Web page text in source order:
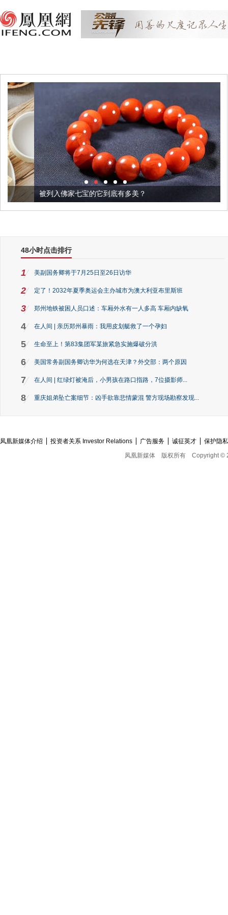
被列入佛家七宝的它到底有多美？
48小时点击排行
1 美副国务卿将于7月25日至26日访华
2 定了！2032年夏季奥运会主办城市为澳大利亚布里斯班
3 郑州地铁被困人员口述：车厢外水有一人多高 车厢内缺氧
4 在人间 | 亲历郑州暴雨：我用皮划艇救了一个孕妇
5 生命至上！第83集团军某旅紧急实施爆破分洪
6 美国常务副国务卿访华为何选在天津？外交部：两个原因
7 在人间 | 红绿灯被淹后，小男孩在路口指路，7位摄影师...
8 重庆姐弟坠亡案细节：凶手欲靠悲情蒙混 警方现场勘察发现...
凤凰新媒体介绍 投资者关系 Investor Relations 广告服务 诚征英才
保护隐
凤凰新媒体
版权所有 Copyright ©